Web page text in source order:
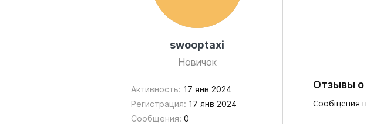
swooptaxi
Новичок
Активность: 17 янв 2024
Регистрация: 17 янв 2024
Сообщения: 0
Отзывы о
Сообщения